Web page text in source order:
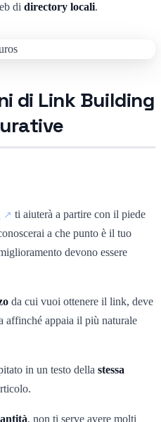
di directory locali.
di Link Building
ti aiuterà a partire con il piede
a che punto è il tuo
devono essere
da cui vuoi ottenere il link, deve
affinché appaia il più naturale
in un testo della stessa
, non ti serve avere molti